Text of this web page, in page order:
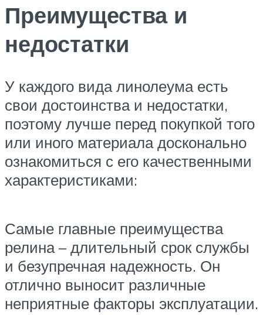
Преимущества и
недостатки
У каждого вида линолеума есть
свои достоинства и недостатки,
поэтому лучше перед покупкой того
или иного материала досконально
ознакомиться с его качественными
характеристиками:
Самые главные преимущества
релина – длительный срок службы
и безупречная надежность. Он
отлично выносит различные
неприятные факторы эксплуатации.